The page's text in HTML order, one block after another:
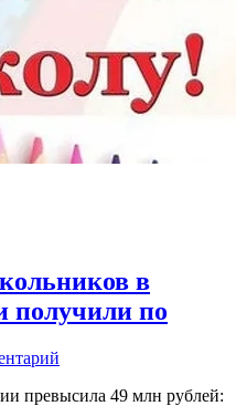
в
получили по
превысила 49 млн рублей: